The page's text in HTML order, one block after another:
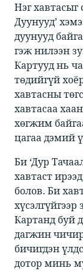
Нэг хавтасыг
Дуунууд’
дуунууд
гэж нилээн
Картууд нь
төдийгүй
хавтасны
хавтасаа
хөгжим
цагаа дэмий
Би ‘Дур
хавтаст
болов. Би
хүсэлгүйгээр
Картанд буй
дагжин
бичигдэн
дотор минь